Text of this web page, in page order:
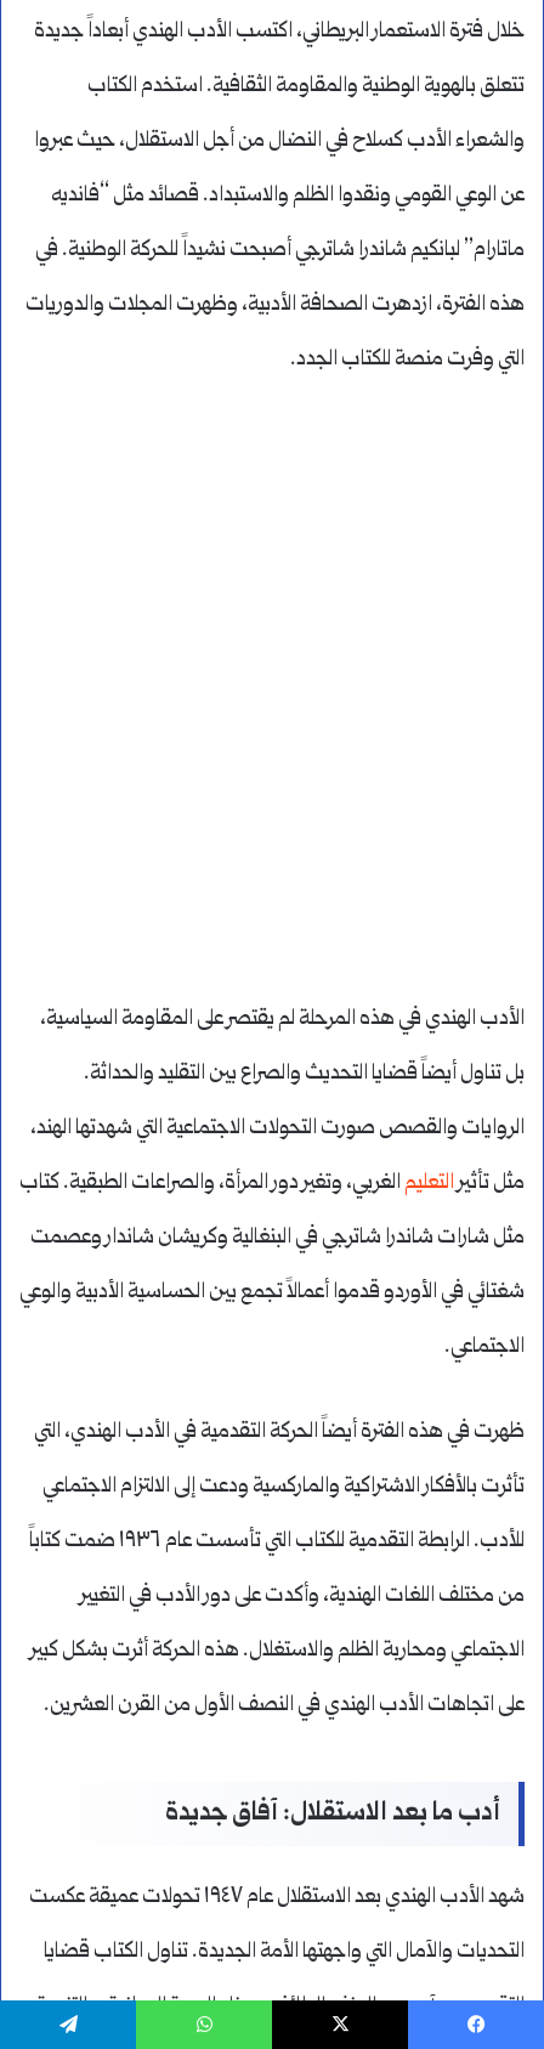
خلال فترة الاستعمار البريطاني، اكتسب الأدب الهندي أبعاداً جديدة
تتعلق بالهوية الوطنية والمقاومة الثقافية. استخدم الكتاب
والشعراء الأدب كسلاح في النضال من أجل الاستقلال، حيث عبروا
عن الوعي القومي ونقدوا الظلم والاستبداد. قصائد مثل “فانديه
ماتارام” لبانكيم شاندرا شاترجي أصبحت نشيداً للحركة الوطنية. في
هذه الفترة، ازدهرت الصحافة الأدبية، وظهرت المجلات والدوريات
التي وفرت منصة للكتاب الجدد.
الأدب الهندي في هذه المرحلة لم يقتصر على المقاومة السياسية،
بل تناول أيضاً قضايا التحديث والصراع بين التقليد والحداثة.
الروايات والقصص صورت التحولات الاجتماعية التي شهدتها الهند،
مثل تأثيرالتعليمالغربي، وتغير دور المرأة، والصراعات الطبقية. كتاب
مثل شارات شاندرا شاترجي في البنغالية وكريشان شاندار وعصمت
شغتائي في الأوردو قدموا أعمالاً تجمع بين الحساسية الأدبية والوعي
الاجتماعي.
ظهرت في هذه الفترة أيضاً الحركة التقدمية في الأدب الهندي، التي
تأثرت بالأفكار الاشتراكية والماركسية ودعت إلى الالتزام الاجتماعي
للأدب. الرابطة التقدمية للكتاب التي تأسست عام ١٩٣٦ ضمت كتاباً
من مختلف اللغات الهندية، وأكدت على دور الأدب في التغيير
الاجتماعي ومحاربة الظلم والاستغلال. هذه الحركة أثرت بشكل كبير
على اتجاهات الأدب الهندي في النصف الأول من القرن العشرين.
أدب ما بعد الاستقلال: آفاق جديدة
شهد الأدب الهندي بعد الاستقلال عام ١٩٤٧ تحولات عميقة عكست
التحديات والآمال التي واجهتها الأمة الجديدة. تناول الكتاب قضايا
التقسيم ومآسيه، والعنف الطائفي، وبناء الهوية الوطنية، والتنمية